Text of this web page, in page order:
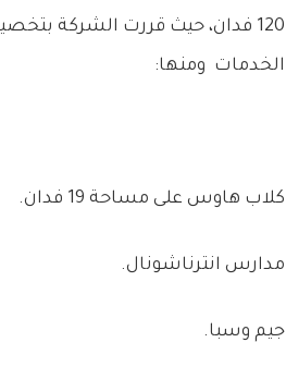
الخدمات ومنها:
كلاب هاوس على مساحة 19 فدان.
مدارس انترناشونال.
جيم وسبا.